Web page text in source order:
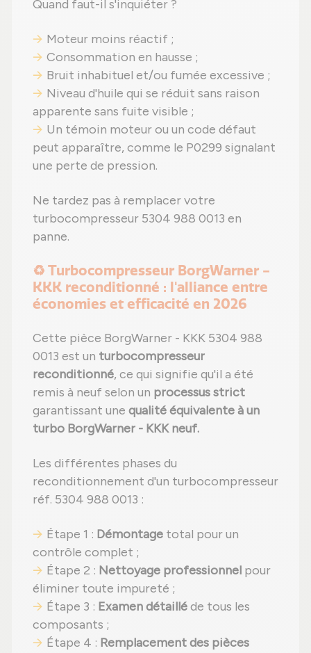
Quand faut-il s'inquiéter ?
Moteur moins réactif ;
Consommation en hausse ;
Bruit inhabituel et/ou fumée excessive ;
Niveau d'huile qui se réduit sans raison
apparente sans fuite visible ;
Un témoin moteur ou un code défaut
peut apparaître, comme le P0299 signalant
une perte de pression.
Ne tardez pas à remplacer votre
turbocompresseur 5304 988 0013 en
panne.
♻️ Turbocompresseur BorgWarner -
KKK reconditionné : l'alliance entre
économies et efficacité en 2026
Cette pièce BorgWarner - KKK 5304 988
0013 est un turbocompresseur
reconditionné, ce qui signifie qu'il a été
remis à neuf selon un processus strict
garantissant une qualité équivalente à un
turbo BorgWarner - KKK neuf.
Les différentes phases du
reconditionnement d'un turbocompresseur
réf. 5304 988 0013 :
Étape 1 : Démontage total pour un
contrôle complet ;
Étape 2 : Nettoyage professionnel pour
éliminer toute impureté ;
Étape 3 : Examen détailléde tous les
composants ;
Étape 4 : Remplacement des pièces